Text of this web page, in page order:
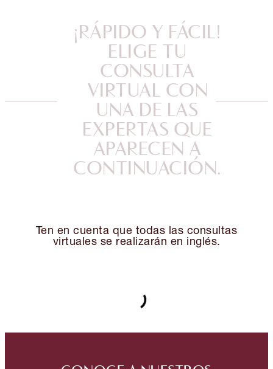
¡RÁPIDO Y FÁCIL!
ELIGE TU
CONSULTA
VIRTUAL CON
UNA DE LAS
EXPERTAS QUE
APARECEN A
CONTINUACIÓN.
Ten en cuenta que todas las consultas
virtuales se realizarán en inglés.